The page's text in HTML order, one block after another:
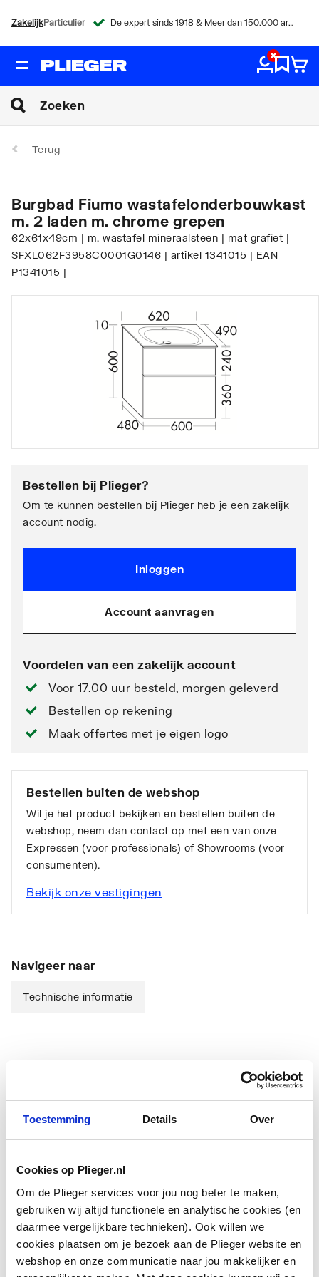
Toestemming Details Over
Cookies op Plieger.nl
Om de Plieger services voor jou nog beter te maken,
gebruiken wij altijd functionele en analytische cookies (en
daarmee vergelijkbare technieken). Ook willen we
cookies plaatsen om je bezoek aan de Plieger website en
webshop en onze communicatie naar jou makkelijker en
ZakelijkParticulier De expert sinds 1918 & Meer dan 150.000 artikelen
Terug
Burgbad Fiumo wastafelonderbouwkast
m. 2 laden m. chrome grepen
62x61x49cm | m. wastafel mineraalsteen | mat grafiet |
SFXL062F3958C0001G0146 | artikel 1341015 | EAN
P1341015 |
Bestellen bij Plieger?
Om te kunnen bestellen bij Plieger heb je een zakelijk
account nodig.
Inloggen
Account aanvragen
Voordelen van een zakelijk account
Voor 17.00 uur besteld, morgen geleverd
Bestellen op rekening
Maak offertes met je eigen logo
Bestellen buiten de webshop
Wil je het product bekijken en bestellen buiten de
webshop, neem dan contact op met een van onze
Expressen (voor professionals) of Showrooms (voor
consumenten).
Bekijk onze vestigingen
Navigeer naar
Technische informatie
Totale breedte 620
Aantal badmeubelkasten
laag
1